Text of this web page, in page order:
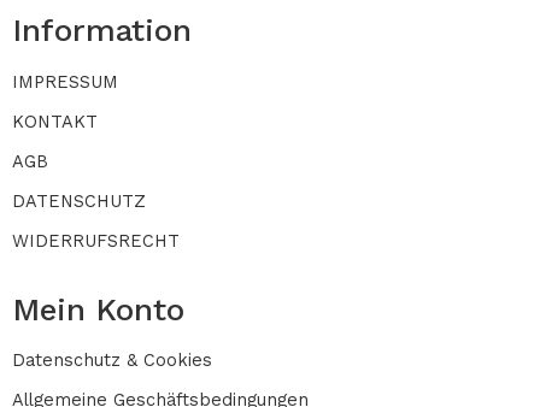
Information
IMPRESSUM
KONTAKT
AGB
DATENSCHUTZ
WIDERRUFSRECHT
Mein Konto
Datenschutz & Cookies
Allgemeine Geschäftsbedingungen